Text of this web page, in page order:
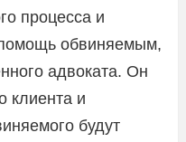
процесса и
обвиняемым,
адвоката. Он
клиента и
будут